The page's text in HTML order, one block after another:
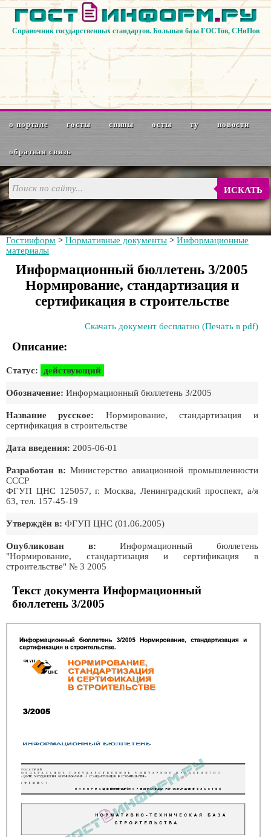
Справочник государственных стандартов. Большая база ГОСТов, СНиПов
о портале госты снипы осты ту новости
обратная связь
ИСКАТЬ
Гостинформ > Нормативные документы > Информационные
материалы
Информационный бюллетень 3/2005
Нормирование, стандартизация и
сертификация в строительстве
Скачать документ бесплатно (Печать в pdf)
Описание:
Статус: действующий
Обозначение: Информационный бюллетень 3/2005
Название русское: Нормирование, стандартизация и
сертификация в строительстве
Дата введения: 2005-06-01
Разработан в: Министерство авиационной промышленности
СССР
ФГУП ЦНС 125057, г. Москва, Ленинградский проспект, а/я
63, тел. 157-45-19
Утверждён в: ФГУП ЦНС (01.06.2005)
Опубликован в: Информационный бюллетень
"Нормирование, стандартизация и сертификация в
строительстве" № 3 2005
Текст документа Информационный
бюллетень 3/2005